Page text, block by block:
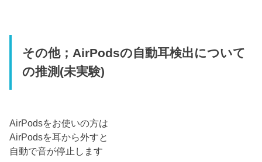
その他；AirPodsの自動耳検出について
の推測(未実験)
AirPodsをお使いの方は
AirPodsを耳から外すと
自動で音が停止します